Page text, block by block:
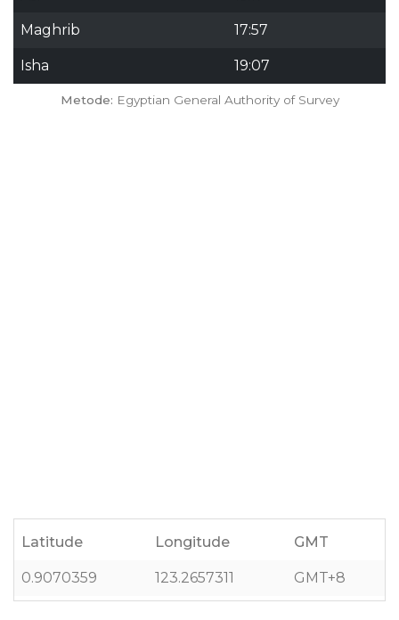
Maghrib 17:57
Isha 19:07
Metode: Egyptian General Authority of Survey
Latitude Longitude GMT
0.9070359 123.2657311 GMT+8